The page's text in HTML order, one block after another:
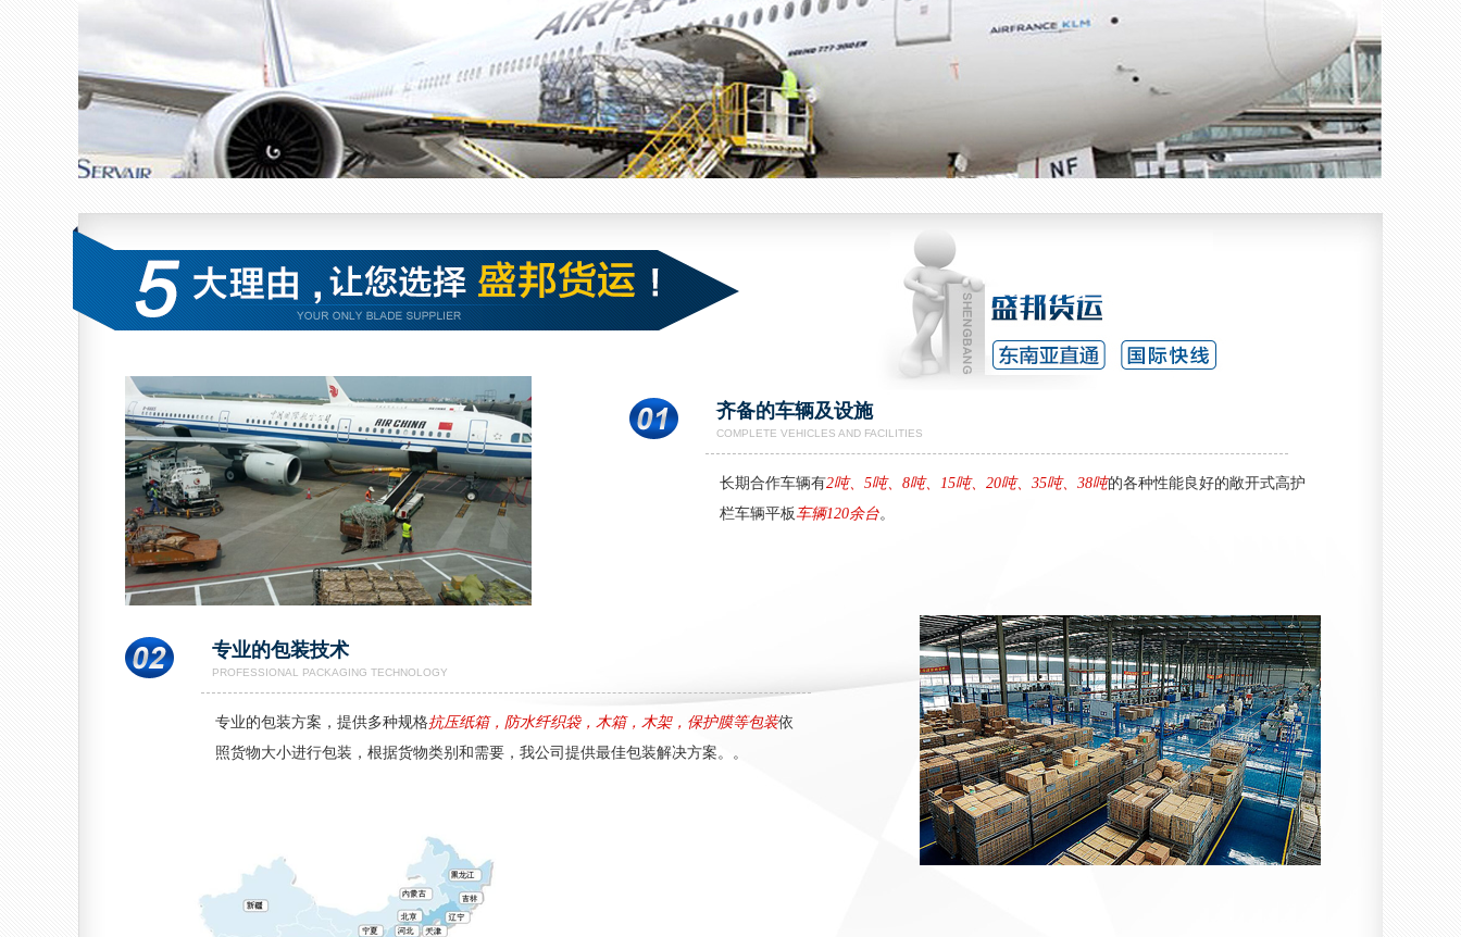
海运 (3) 空运 (1) 海运 (6)
齐备的车辆及设施
COMPLETE VEHICLES AND FACILITIES
长期合作车辆有2吨、5吨、8吨、15吨、20吨、35吨、38吨的各种性能良好的敞开式高护
栏车辆平板车辆120余台。
专业的包装技术
PROFESSIONAL PACKAGING TECHNOLOGY
专业的包装方案，提供多种规格抗压纸箱，防水纤织袋，木箱，木架，保护膜等包装依
照货物大小进行包装，根据货物类别和需要，我公司提供最佳包装解决方案。。